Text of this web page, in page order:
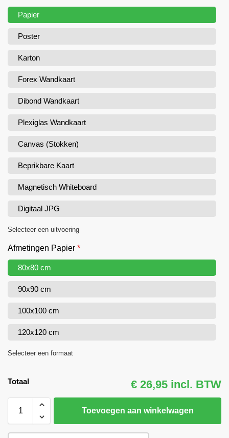
Papier
Poster
Karton
Forex Wandkaart
Dibond Wandkaart
Plexiglas Wandkaart
Canvas (Stokken)
Beprikbare Kaart
Magnetisch Whiteboard
Digitaal JPG
Selecteer een uitvoering
Afmetingen Papier *
80x80 cm
90x90 cm
100x100 cm
120x120 cm
Selecteer een formaat
Totaal € 26,95 incl. BTW
Toevoegen aan winkelwagen